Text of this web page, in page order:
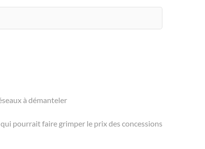
à démanteler
pourrait faire grimper le prix des concessions